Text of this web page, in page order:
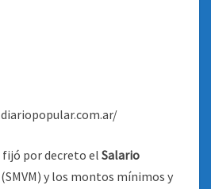
por decreto el Salario
(SMVM) y los montos mínimos y